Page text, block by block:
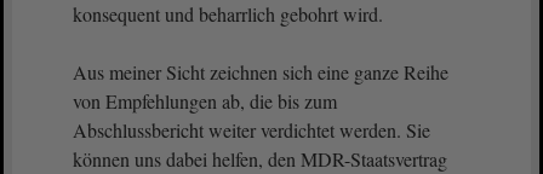
konsequent und beharrlich gebohrt wird.
Aus meiner Sicht zeichnen sich eine ganze Reihe
von Empfehlungen ab, die bis zum
Abschlussbericht weiter verdichtet werden. Sie
können uns dabei helfen, den MDR-Staatsvertrag